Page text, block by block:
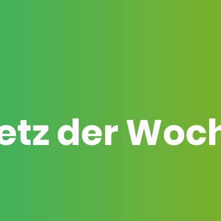
der